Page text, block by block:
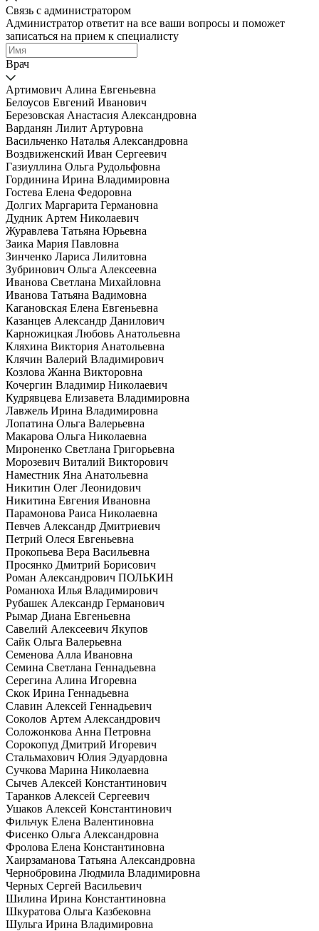
Связь с администратором
Администратор ответит на все ваши вопросы и поможет
записаться на прием к специалисту
Врач
Артимович Алина Евгеньевна
Белоусов Евгений Иванович
Березовская Анастасия Александровна
Варданян Лилит Артуровна
Васильченко Наталья Александровна
Воздвиженский Иван Сергеевич
Газиуллина Ольга Рудольфовна
Гординина Ирина Владимировна
Гостева Елена Федоровна
Долгих Маргарита Германовна
Дудник Артем Николаевич
Журавлева Татьяна Юрьевна
Заика Мария Павловна
Зинченко Лариса Лилитовна
Зубринович Ольга Алексеевна
Иванова Светлана Михайловна
Иванова Татьяна Вадимовна
Кагановская Елена Евгеньевна
Казанцев Александр Данилович
Карножицкая Любовь Анатольевна
Кляхина Виктория Анатольевна
Клячин Валерий Владимирович
Козлова Жанна Викторовна
Кочергин Владимир Николаевич
Кудрявцева Елизавета Владимировна
Лавжель Ирина Владимировна
Лопатина Ольга Валерьевна
Макарова Ольга Николаевна
Мироненко Светлана Григорьевна
Морозевич Виталий Викторович
Наместник Яна Анатольевна
Никитин Олег Леонидович
Никитина Евгения Ивановна
Парамонова Раиса Николаевна
Певчев Александр Дмитриевич
Петрий Олеся Евгеньевна
Прокопьева Вера Васильевна
Просянко Дмитрий Борисович
Роман Александрович ПОЛЬКИН
Романюха Илья Владимирович
Рубашек Александр Германович
Рымар Диана Евгеньевна
Савелий Алексеевич Якупов
Сайк Ольга Валерьевна
Семенова Алла Ивановна
Семина Светлана Геннадьевна
Серегина Алина Игоревна
Скок Ирина Геннадьевна
Славин Алексей Геннадьевич
Соколов Артем Александрович
Соложонкова Анна Петровна
Сорокопуд Дмитрий Игоревич
Стальмахович Юлия Эдуардовна
Сучкова Марина Николаевна
Сычев Алексей Константинович
Таранков Алексей Сергеевич
Ушаков Алексей Константинович
Фильчук Елена Валентиновна
Фисенко Ольга Александровна
Фролова Елена Константиновна
Хаирзаманова Татьяна Александровна
Чернобровина Людмила Владимировна
Черных Сергей Васильевич
Шилина Ирина Константиновна
Шкуратова Ольга Казбековна
Шульга Ирина Владимировна